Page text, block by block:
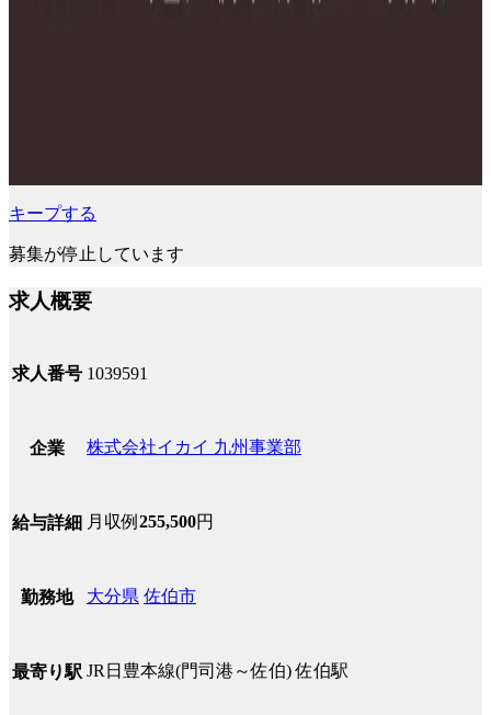
キープする
募集が停止しています
求人概要
求人番号 1039591
企業 株式会社イカイ 九州事業部
給与詳細 月収例 255,500円
勤務地 大分県 佐伯市
最寄り駅 JR日豊本線(門司港～佐伯) 佐伯駅